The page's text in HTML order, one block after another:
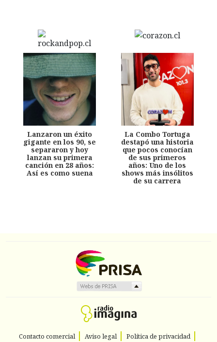
Lanzaron un éxito
gigante en los 90, se
separaron y hoy
lanzan su primera
canción en 28 años:
Así es como suena
La Combo Tortuga
destapó una historia
que pocos conocían
de sus primeros
años: Uno de los
shows más insólitos
de su carrera
Contacto comercial Aviso legal Política de privacidad